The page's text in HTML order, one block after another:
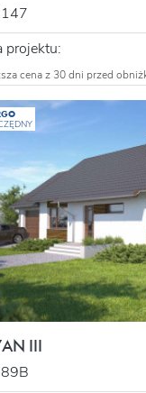
projektu:
cena z 30 dni przed
III